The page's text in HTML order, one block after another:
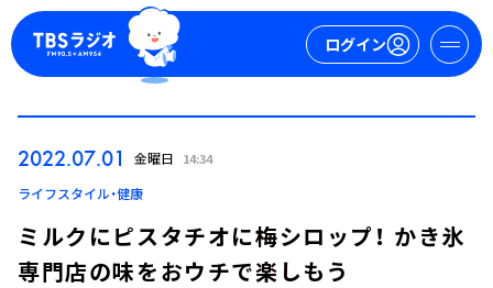
ログイン
ログイン
2022.07.01 金曜日 14:34
ライフスタイル・健康
ミルクにピスタチオに梅シロップ！ かき氷
専門店の味をおウチで楽しもう